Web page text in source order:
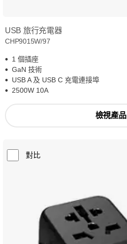
USB 旅行充電器
CHP9015W/97
1 個插座
GaN 技術
USB A 及 USB C 充電連接埠
2500W 10A
檢視產品
對比